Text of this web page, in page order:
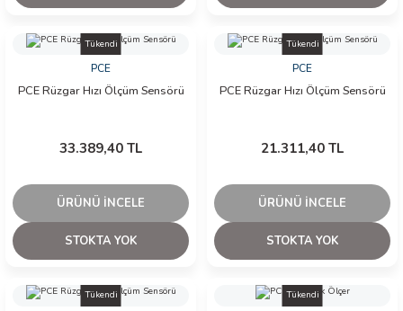
Tükendi
PCE
PCE Rüzgar Hızı Ölçüm Sensörü
33.389,40 TL
ÜRÜNÜ İNCELE
STOKTA YOK
Tükendi
PCE
PCE Rüzgar Hızı Ölçüm Sensörü
21.311,40 TL
ÜRÜNÜ İNCELE
STOKTA YOK
Tükendi Tükendi